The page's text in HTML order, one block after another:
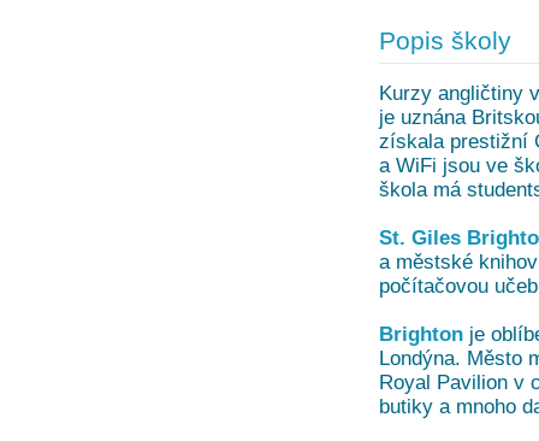
Popis školy
Kurzy angličtiny
je uznána
získala prestižní
a WiFi jsou ve
škola má
St. Giles
a městské
počítačovou
Brightonje
Londýna. Město
Royal Pavilion v
butiky a mnoho